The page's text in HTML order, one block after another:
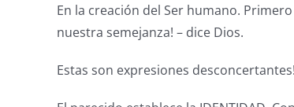
En la creación del Ser humano.
nuestra semejanza! – dice Dios.
Estas son expresiones